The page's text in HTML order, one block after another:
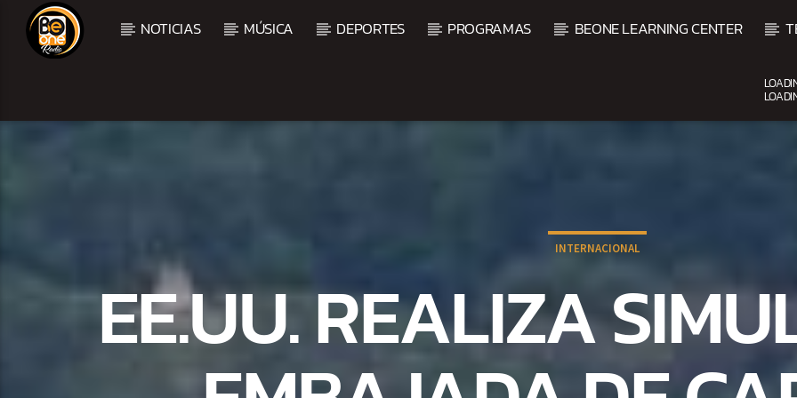
NOTICIAS MÚSICA DEPORTES PROGRAMAS BEONE LEARNING CENTER
INTERNACIONAL
EE.UU. REALIZA